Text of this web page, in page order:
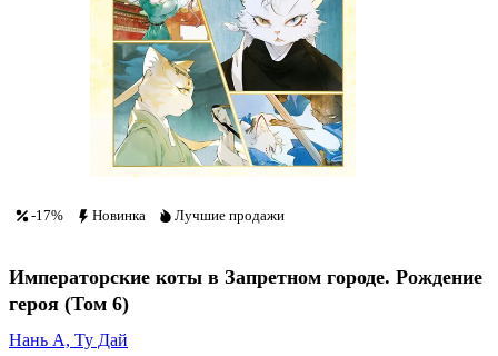
-17% Новинка Лучшие продажи
Императорские коты в Запретном городе. Рождение
героя (Том 6)
Нань А, Ту Дай